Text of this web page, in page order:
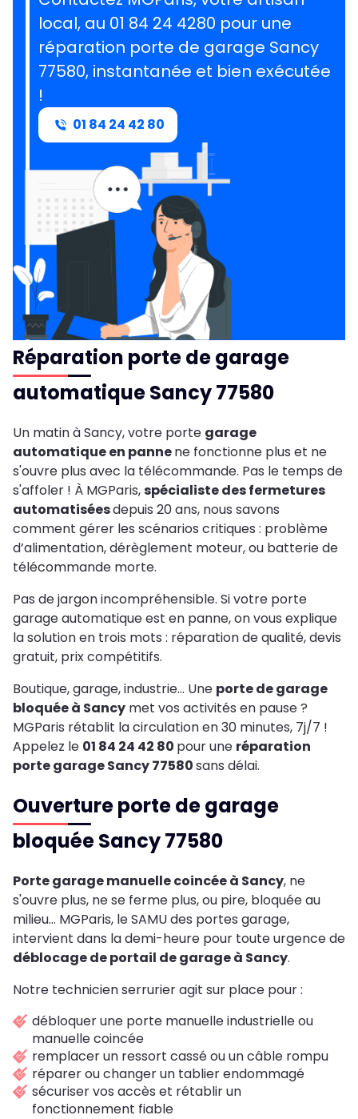
local, au 01 84 24 4280 pour une
réparation porte de garage Sancy
77580, instantanée et bien exécutée
!
01 84 24 42 80
Réparation porte de garage
automatique Sancy 77580
Un matin à Sancy, votre porte garage
automatique en pannene fonctionne plus et ne
s'ouvre plus avec la télécommande. Pas le temps de
s'affoler ! À MGParis,spécialiste des fermetures
automatiséesdepuis 20 ans, nous savons
comment gérer les scénarios critiques : problème
d’alimentation, dérèglement moteur, ou batterie de
télécommande morte.
Pas de jargon incompréhensible. Si votre porte
garage automatique est en panne, on vous explique
la solution en trois mots : réparation de qualité, devis
gratuit, prix compétitifs.
Boutique, garage, industrie… Une porte de garage
bloquée à Sancy met vos activités en pause ?
MGParis rétablit la circulation en 30 minutes, 7j/7 !
Appelez le 01 84 24 42 80 pour une réparation
porte garage Sancy 77580sans délai.
Ouverture porte de garage
bloquée Sancy 77580
Porte garage manuelle coincée à Sancy, ne
s'ouvre plus, ne se ferme plus, ou pire, bloquée au
milieu... MGParis, le SAMU des portes garage,
intervient dans la demi-heure pour toute urgence de
déblocage de portail de garage à Sancy.
Notre technicien serrurier agit sur place pour :
débloquer une porte manuelle industrielle ou
manuelle coincée
remplacer un ressort cassé ou un câble rompu
réparer ou changer un tablier endommagé
sécuriser vos accès et rétablir un
fonctionnement fiable